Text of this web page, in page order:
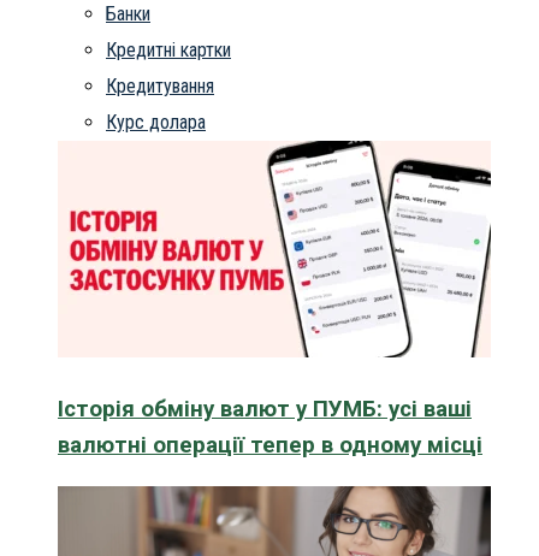
Банки
Кредитні картки
Кредитування
Курс долара
Історія обміну валют у ПУМБ: усі ваші
валютні операції тепер в одному місці